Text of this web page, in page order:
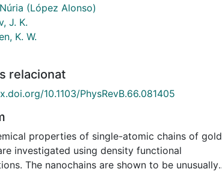
(López Alonso)
J. K.
K. W.
relacionat
10.1103/PhysRevB.66.081405
properties of single-atomic chains of gold
investigated using density functional
The nanochains are shown to be unusually